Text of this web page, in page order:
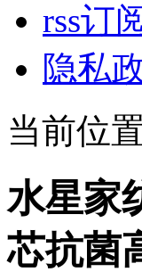
rss订
隐私
当前位
水星家
芯抗菌